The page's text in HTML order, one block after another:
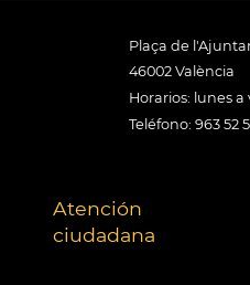
Plaça de
46002 València
Horarios: lunes a
Teléfono: 963 52
Atención
ciudadana